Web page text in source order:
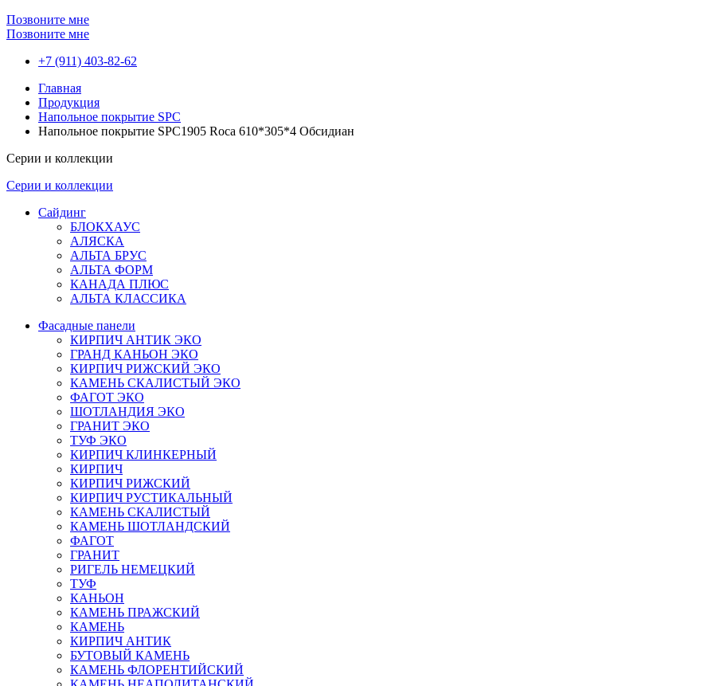
Позвоните мне
Позвоните мне
+7 (911) 403-82-62
Главная
Продукция
Напольное покрытие SPC
Напольное покрытие SPC1905 Roca 610*305*4 Обсидиан
Серии и коллекции
Серии и коллекции
Сайдинг
БЛОКХАУС
АЛЯСКА
АЛЬТА БРУС
АЛЬТА ФОРМ
КАНАДА ПЛЮС
АЛЬТА КЛАССИКА
Фасадные панели
КИРПИЧ АНТИК ЭКО
ГРАНД КАНЬОН ЭКО
КИРПИЧ РИЖСКИЙ ЭКО
КАМЕНЬ СКАЛИСТЫЙ ЭКО
ФАГОТ ЭКО
ШОТЛАНДИЯ ЭКО
ГРАНИТ ЭКО
ТУФ ЭКО
КИРПИЧ КЛИНКЕРНЫЙ
КИРПИЧ
КИРПИЧ РИЖСКИЙ
КИРПИЧ РУСТИКАЛЬНЫЙ
КАМЕНЬ СКАЛИСТЫЙ
КАМЕНЬ ШОТЛАНДСКИЙ
ФАГОТ
ГРАНИТ
РИГЕЛЬ НЕМЕЦКИЙ
ТУФ
КАНЬОН
КАМЕНЬ ПРАЖСКИЙ
КАМЕНЬ
КИРПИЧ АНТИК
БУТОВЫЙ КАМЕНЬ
КАМЕНЬ ФЛОРЕНТИЙСКИЙ